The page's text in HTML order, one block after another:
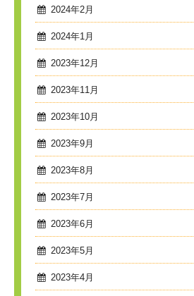
2024年2月
2024年1月
2023年12月
2023年11月
2023年10月
2023年9月
2023年8月
2023年7月
2023年6月
2023年5月
2023年4月